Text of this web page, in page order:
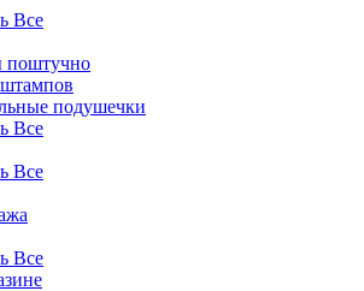
Все
подушечки
Все
Все
Все